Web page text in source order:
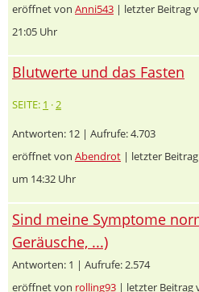
eröffnet von Anni543 | letzter Beitrag
21:05 Uhr
Blutwerte und das Fasten
SEITE: 1 ·2
Antworten: 12 | Aufrufe: 4.703
eröffnet von Abendrot | letzter
um 14:32 Uhr
Sind meine Symptome
Geräusche, ...)
Antworten: 1 | Aufrufe: 2.574
eröffnet von rolling93 | letzter Beitrag